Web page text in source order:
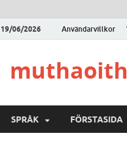
19/06/2026 Användarvillkor
SPRÅK FÖRSTASIDA